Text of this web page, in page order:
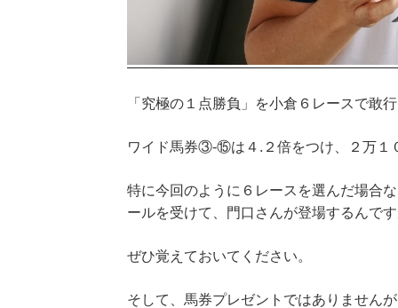
「究極の１点勝負」を小倉６レースで敢
ワイド馬券③‐⑮は４.２倍をつけ、２万１
特に今回のように６レースを選んだ場合
ールを受けて、門口さんが登場するんで
ぜひ覚えておいてください。
そして、馬券プレゼントではありません